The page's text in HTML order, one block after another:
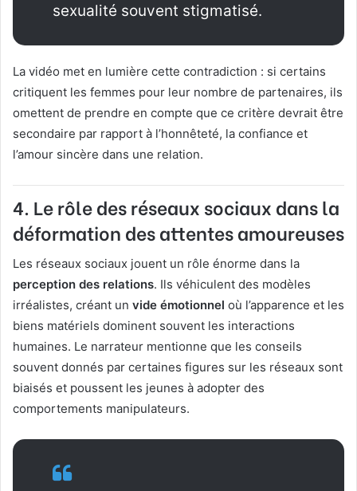
sexualité souvent stigmatisé.
La vidéo met en lumière cette contradiction : si certains
critiquent les femmes pour leur nombre de partenaires, ils
omettent de prendre en compte que ce critère devrait être
secondaire par rapport à l’honnêteté, la confiance et
l’amour sincère dans une relation.
4. Le rôle des réseaux sociaux dans la
déformation des attentes amoureuses
Les réseaux sociaux jouent un rôle énorme dans la
perception des relations. Ils véhiculent des modèles
irréalistes, créant un vide émotionnel où l’apparence et les
biens matériels dominent souvent les interactions
humaines. Le narrateur mentionne que les conseils
souvent donnés par certaines figures sur les réseaux sont
biaisés et poussent les jeunes à adopter des
comportements manipulateurs.